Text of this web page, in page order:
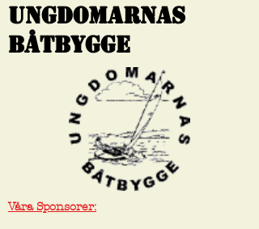
Ungdomarnas
Båtbygge
Våra Sponsorer: